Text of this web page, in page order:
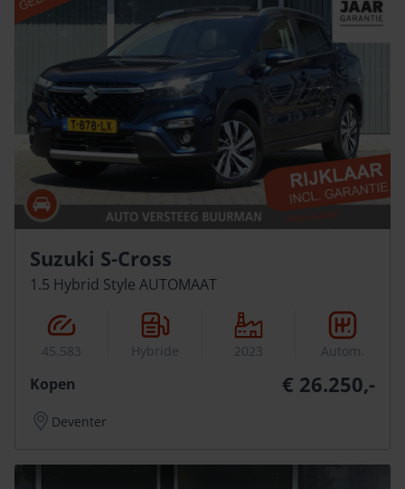
Suzuki S-Cross
1.5 Hybrid Style AUTOMAAT
45.583 Hybride 2023 Autom.
Kopen € 26.250,-
Deventer